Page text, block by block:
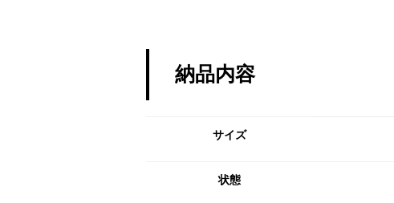
納品内容
サイズ
状態